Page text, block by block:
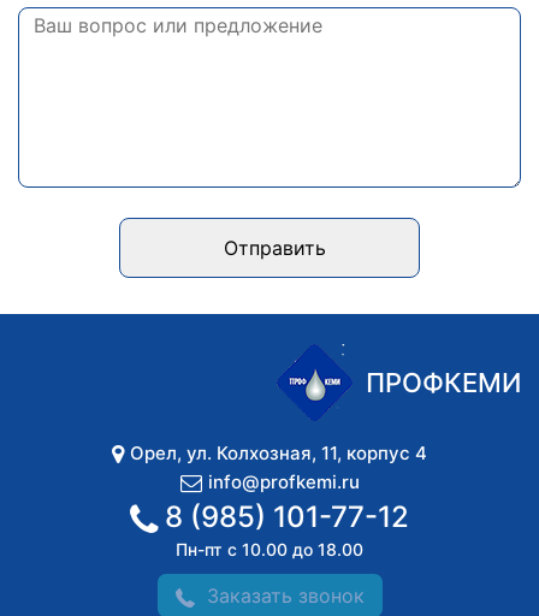
Отправить
ПРОФКЕМИ
Орел, ул. Колхозная, 11, корпус 4
info@profkemi.ru
8 (985) 101-77-12
Пн-пт с 10.00 до 18.00
Заказать звонок